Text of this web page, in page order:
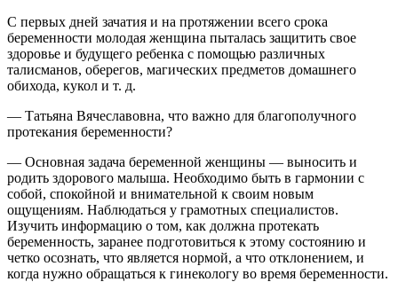
С первых дней зачатия и на протяжении всего срока
беременности молодая женщина пыталась защитить свое
здоровье и будущего ребенка с помощью различных
талисманов, оберегов, магических предметов домашнего
обихода, кукол и т. д.
— Татьяна Вячеславовна, что важно для благополучного
протекания беременности?
— Основная задача беременной женщины — выносить и
родить здорового малыша. Необходимо быть в гармонии с
собой, спокойной и внимательной к своим новым
ощущениям. Наблюдаться у грамотных специалистов.
Изучить информацию о том, как должна протекать
беременность, заранее подготовиться к этому состоянию и
четко осознать, что является нормой, а что отклонением, и
когда нужно обращаться к гинекологу во время беременности.